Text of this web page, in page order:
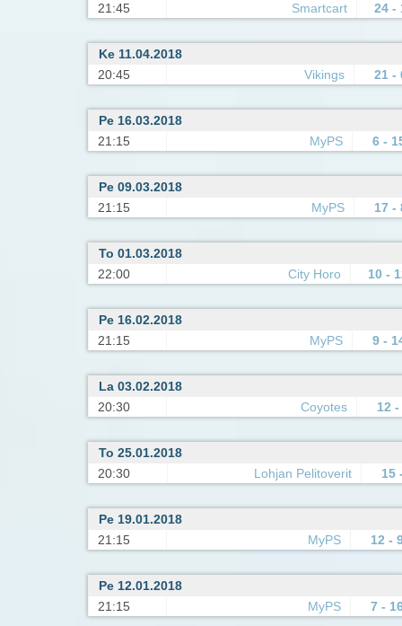
21:45
Smartcart 24 -
Ke 11.04.2018
20:45
Vikings 21 -
Pe 16.03.2018
21:15
MyPS 6 -
Pe 09.03.2018
21:15
MyPS 17 -
To 01.03.2018
22:00
City Horo 10 -
Pe 16.02.2018
21:15
MyPS 9 -
La 03.02.2018
20:30
Coyotes 12 -
To 25.01.2018
20:30
Lohjan Pelitoverit 15
Pe 19.01.2018
21:15
MyPS 12 -
Pe 12.01.2018
21:15
MyPS 7 -